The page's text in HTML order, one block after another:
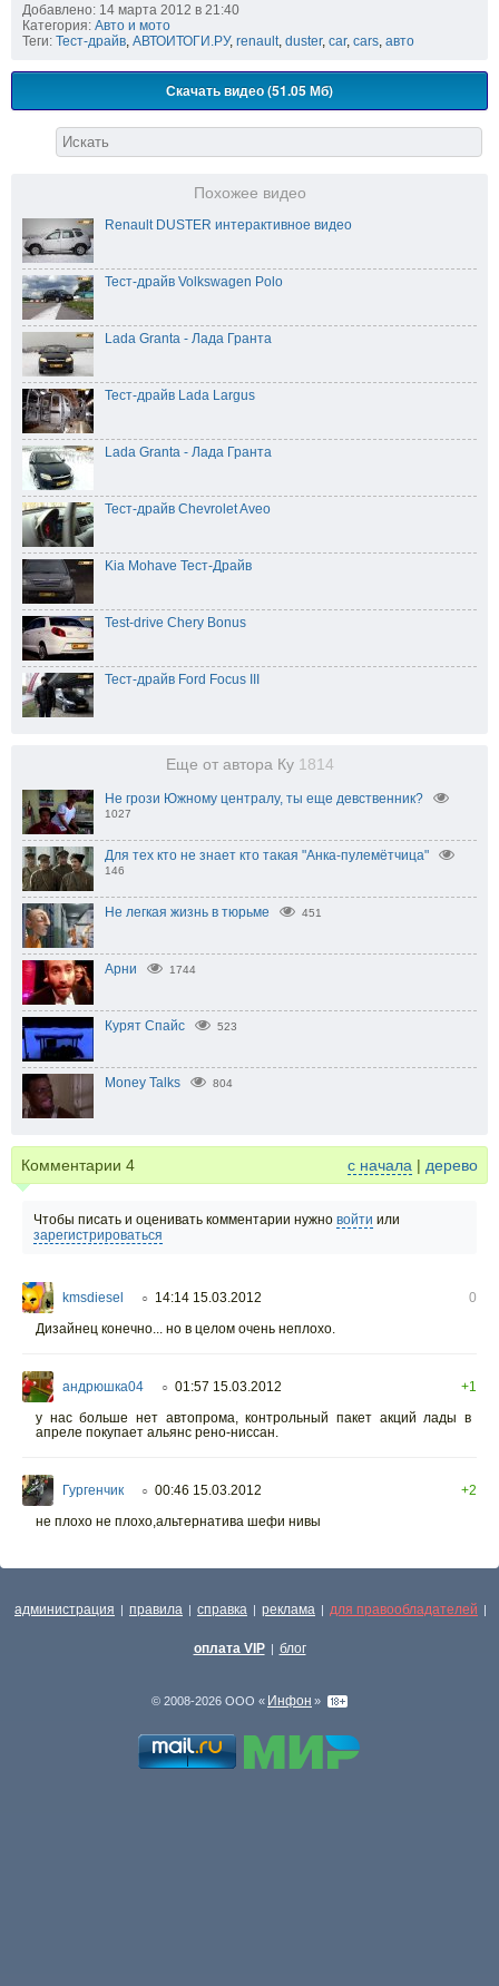
Добавлено: 14 марта 2012 в 21:40
Категория: Авто и мото
Теги: Тест-драйв, АВТОИТОГИ.РУ, renault, duster, car, cars, авто
Скачать видео (51.05 Мб)
Похожее видео
Renault DUSTER интерактивное видео
Тест-драйв Volkswagen Polo
Lada Granta - Лада Гранта
Тест-драйв Lada Largus
Lada Granta - Лада Гранта
Тест-драйв Chevrolet Aveo
Kia Mohave Тест-Драйв
Test-drive Chery Bonus
Тест-драйв Ford Focus III
Еще от автора Ку 1814
Не грози Южному централу, ты еще девственник?
1027
Для тех кто не знает кто такая "Анка-пулемётчица"
146
Не легкая жизнь в тюрьме 451
Арни 1744
Курят Спайс 523
Money Talks 804
Комментарии 4 с начала | дерево
Чтобы писать и оценивать комментарии нужно войти или
зарегистрироваться
kmsdiesel ○ 14:14 15.03.2012
0
Дизайнец конечно... но в целом очень неплохо.
андрюшка04 ○ 01:57 15.03.2012
+1
у нас больше нет автопрома, контрольный пакет акций лады в
апреле покупает альянс рено-ниссан.
Гургенчик ○ 00:46 15.03.2012
+2
не плохо не плохо,альтернатива шефи нивы
администрация | правила | справка | реклама | для правообладателей |
оплата VIP | блог
© 2008-2026 ООО « Инфон »